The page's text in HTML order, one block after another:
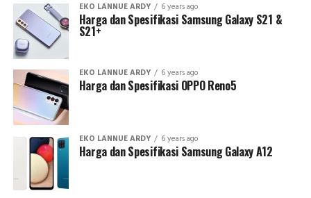
EKO LANNUE ARDY 6 years ago
Harga dan Spesifikasi Samsung Galaxy S21 &
S21+
EKO LANNUE ARDY 6 years ago
Harga dan Spesifikasi OPPO Reno5
EKO LANNUE ARDY 6 years ago
Harga dan Spesifikasi Samsung Galaxy A12